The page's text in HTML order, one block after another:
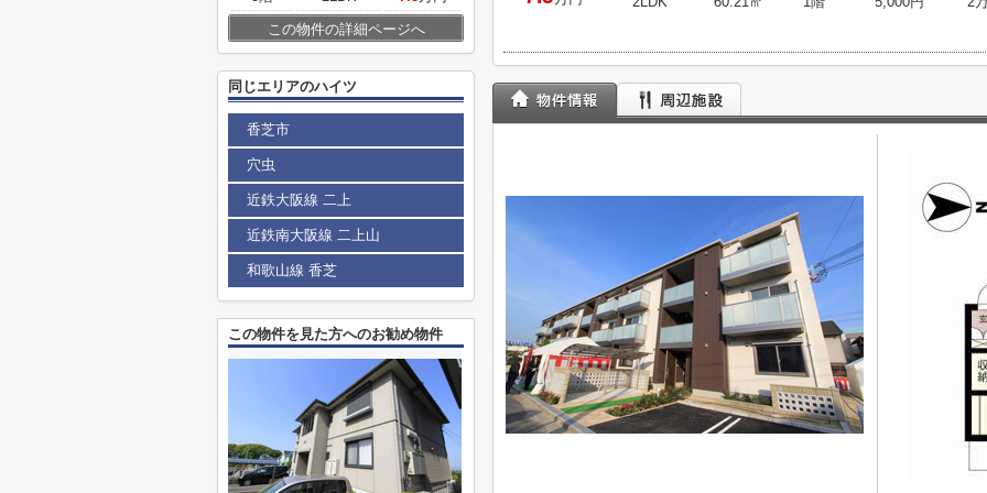
この物件の詳細ページへ
同じエリアのハイツ
香芝市
穴虫
近鉄大阪線 二上
近鉄南大阪線 二上山
和歌山線 香芝
この物件を見た方へのお勧め物件